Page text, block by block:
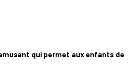
qui permet aux enfants de